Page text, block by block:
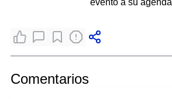
evento a su agenda
Comentarios